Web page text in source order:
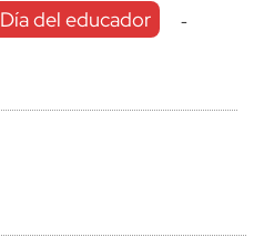
Día del educador -